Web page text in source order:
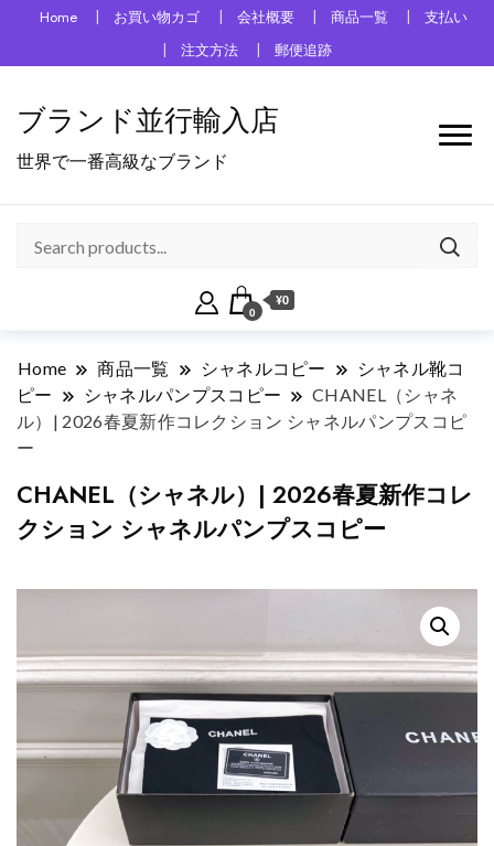
Home お買い物カゴ 会社概要 商品一覧
支払い
注文方法
郵便追跡
ブランド並行輸入店
世界で一番高級なブランド
0
¥0
Home 商品一覧 シャネルコピー
シャネル靴コ
ピー
シャネルパンプスコピー
CHANEL（シャネ
ル）| 2026春夏新作コレクション シャネルパンプスコピ
ー
CHANEL（シャネル）| 2026春夏新作コレ
クション シャネルパンプスコピー